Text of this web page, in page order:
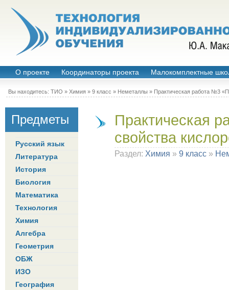
О проекте Координаторы проекта Малокомплектные
Вы находитесь: ТИО » Химия » 9 класс » Неметаллы » Практическая работа №3
Предметы
Русский язык
Литература
История
Биология
Математика
Технология
Химия
Алгебра
Геометрия
ОБЖ
ИЗО
География
Практическая
свойства
Раздел: Химия » 9 класс »